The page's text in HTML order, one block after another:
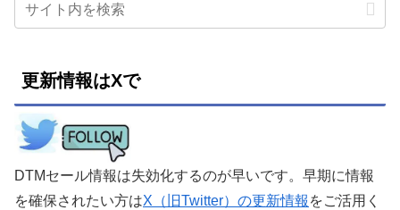
更新情報はXで
DTMセール情報は失効化するのが早いです。早期に情報
を確保されたい方はX（旧Twitter）の更新情報 をご活用く